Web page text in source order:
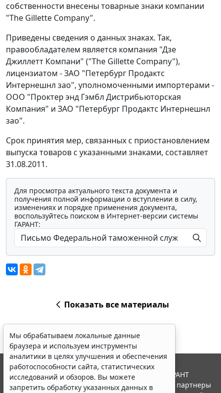
собственности внесены товарные знаки компании
"The Gillette Company".
Приведены сведения о данных знаках. Так,
правообладателем является компания "Дзе
Джиллетт Компани" ("The Gillette Company"),
лицензиатом - ЗАО "Петербург Продактс
Интернешнл зао", уполномоченными импортерами -
ООО "Проктер энд Гэмбл Дистрибьюторская
Компания" и ЗАО "Петербург Продактс Интернешнл
зао".
Срок принятия мер, связанных с приостановлением
выпуска товаров с указанными знаками, составляет
31.08.2011.
Для просмотра актуального текста документа и
получения полной информации о вступлении в силу,
изменениях и порядке применения документа,
воспользуйтесь поиском в Интернет-версии системы
ГАРАНТ:
Показать все материалы
Мы обрабатываем локальные данные
браузера и используем инструменты
аналитики в целях улучшения и обеспечения
работоспособности сайта, статистических
исследований и обзоров. Вы можете
запретить обработку указанных данных в
© ООО "НПП "ГАРАНТ-СЕРВИС", 2026. Система ГАРАНТ
выпускается с 1990 года. Компания "Гарант" и ее партнеры